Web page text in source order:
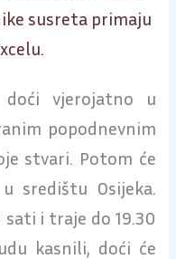
susreta primaju
vjerojatno u
popodnevnim
stvari. Potom će
središtu Osijeka.
i traje do 19.30
kasnili, doći će